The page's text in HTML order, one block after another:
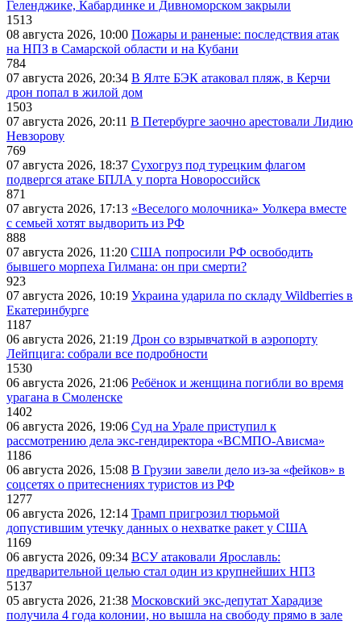
Геленджике, Кабардинке и Дивноморском закрыли
1513
08 августа 2026, 10:00 Пожары и раненые: последствия атак
на НПЗ в Самарской области и на Кубани
784
07 августа 2026, 20:34 В Ялте БЭК атаковал пляж, в Керчи
дрон попал в жилой дом
1503
07 августа 2026, 20:11 В Петербурге заочно арестовали Лидию
Невзорову
769
07 августа 2026, 18:37 Сухогруз под турецким флагом
подвергся атаке БПЛА у порта Новороссийск
871
07 августа 2026, 17:13 «Веселого молочника» Уолкера вместе
с семьей хотят выдворить из РФ
888
07 августа 2026, 11:20 США попросили РФ освободить
бывшего морпеха Гилмана: он при смерти?
923
07 августа 2026, 10:19 Украина ударила по складу Wildberries в
Екатеринбурге
1187
06 августа 2026, 21:19 Дрон со взрывчаткой в аэропорту
Лейпцига: собрали все подробности
1530
06 августа 2026, 21:06 Ребёнок и женщина погибли во время
урагана в Смоленске
1402
06 августа 2026, 19:06 Суд на Урале приступил к
рассмотрению дела экс-гендиректора «ВСМПО-Ависма»
1186
06 августа 2026, 15:08 В Грузии завели дело из-за «фейков» в
соцсетях о притеснениях туристов из РФ
1277
06 августа 2026, 12:14 Трамп пригрозил тюрьмой
допустившим утечку данных о нехватке ракет у США
1169
06 августа 2026, 09:34 ВСУ атаковали Ярославль:
предварительной целью стал один из крупнейших НПЗ
5137
05 августа 2026, 21:38 Московский экс-депутат Харадизе
получила 4 года колонии, но вышла на свободу прямо в зале